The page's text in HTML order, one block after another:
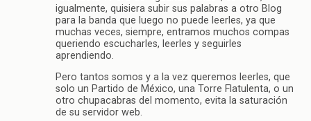
igualmente, quisiera subir sus palabras a otro Blog
para la banda que luego no puede leerles, ya que
muchas veces, siempre, entramos muchos compas
queriendo escucharles, leerles y seguirles
aprendiendo.
Pero tantos somos y a la vez queremos leerles, que
solo un Partido de México, una Torre Flatulenta, o un
otro chupacabras del momento, evita la saturación
de su servidor web.